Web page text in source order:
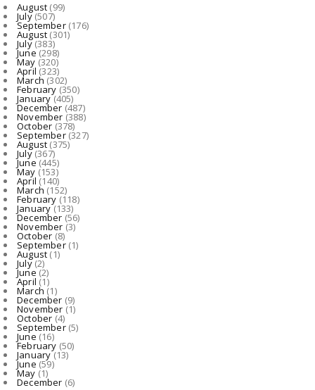
मंत्री राजवाड़े की संवेदनशील पहल : बाल देखरेख संस्थाओं के अन...
रायपुर पुलिस में बड़ा फेरबदल: SI-ASI समेत 34 कर्मियों का तबा...
August (99)
July(507)
September(176)
August (301)
July(383)
June(298)
May (320)
April (323)
March (302)
February (350)
January(405)
December (487)
November (388)
October (378)
September(327)
August (375)
July(367)
June(445)
May (153)
April (140)
March (152)
February (118)
January(133)
December (56)
November (3)
October (8)
September(1)
August (1)
July(2)
June(2)
April (1)
March (1)
December (9)
November (1)
October (4)
September(5)
June (16)
February (50)
January(13)
June (59)
May (1)
December (6)